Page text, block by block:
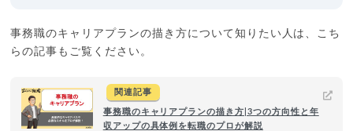
事務職のキャリアプランの描き方について知りたい人は、こち
らの記事もご覧ください。
関連記事
事務職のキャリアプランの描き方|3つの方向性と年
収アップの具体例を転職のプロが解説